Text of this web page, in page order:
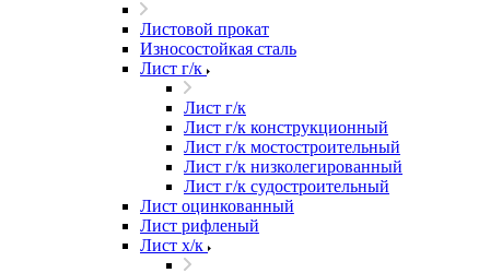
Листовой прокат
Износостойкая сталь
Лист г/к
Лист г/к
Лист г/к конструкционный
Лист г/к мостостроительный
Лист г/к низколегированный
Лист г/к судостроительный
Лист оцинкованный
Лист рифленый
Лист х/к